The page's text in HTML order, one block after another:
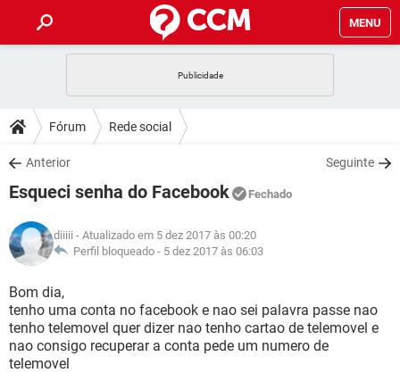
MENU
CELULAR
OUTLOOK
INSTAGRAM GMAIL
GUIA DE COMPRAS
DICAS
JOGOS
INSTAGRAM GMAIL
GUIA DE COMPRAS
DOWNLOADS
JOGOS WHATSAPP
CELULAR
OUTLOOK EXCEL
INSTAGRAM
GUIA DE COMPRAS
FÓRUM
JOGOS WHATSAPP
CELULAR
OUTLOOK
INSTAGRAM GMAIL
GUIA DE COMPRAS
GLOSSÁRIO
JOGOS
CELULAR FACEBOOK
OUTLOOK EXCEL
Fórum Rede social
Anterior Seguinte
Esqueci senha do Facebook Fechado
diiiii - Atualizado em 5 dez 2017 às 00:20
Perfil bloqueado - 5 dez 2017 às 06:03
Bom dia,
tenho uma conta no facebook e nao sei palavra passe nao
tenho telemovel quer dizer nao tenho cartao de telemovel e
nao consigo recuperar a conta pede um numero de
telemovel